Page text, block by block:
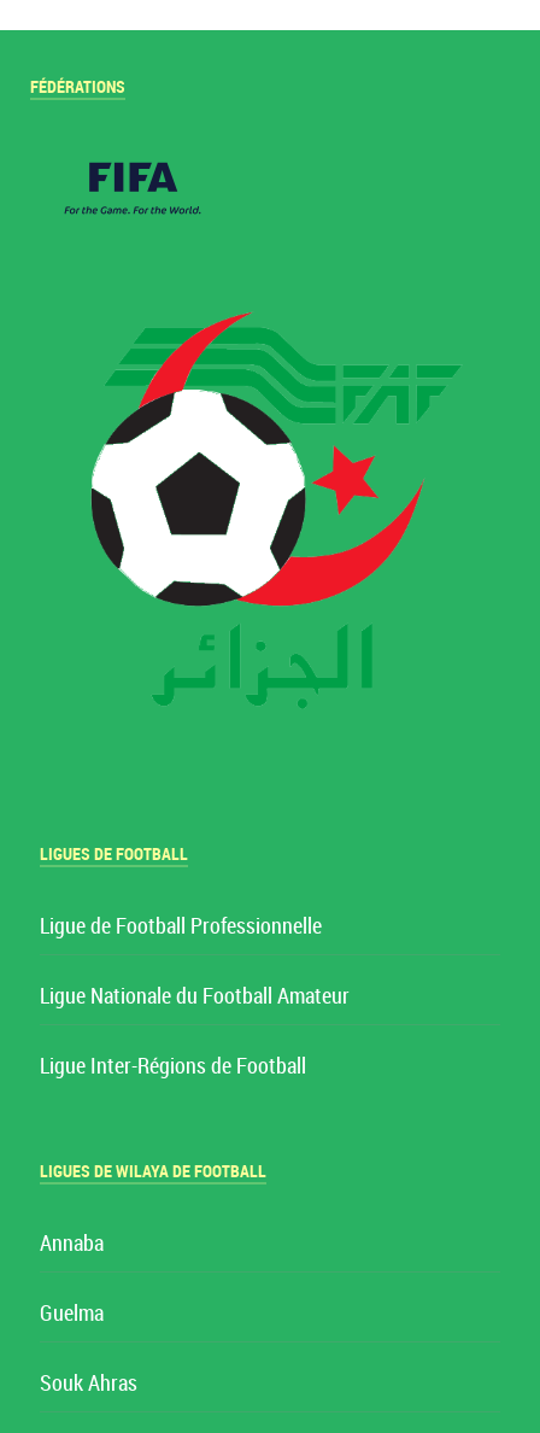
FÉDÉRATIONS
LIGUES DE FOOTBALL
Ligue de Football Professionnelle
Ligue Nationale du Football Amateur
Ligue Inter-Régions de Football
LIGUES DE WILAYA DE FOOTBALL
Annaba
Guelma
Souk Ahras